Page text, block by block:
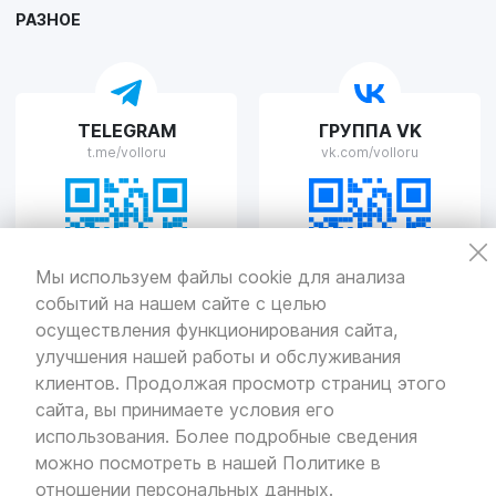
Мы используем файлы cookie для анализа
событий на нашем сайте с целью
осуществления функционирования сайта,
улучшения нашей работы и обслуживания
клиентов. Продолжая просмотр страниц этого
сайта, вы принимаете условия его
использования. Более подробные сведения
можно посмотреть в нашей Политике в
отношении персональных данных.
VOLLO Рязань
г. Рязань, улица Островского, д.109/2
Пн-Пт с 9:00 до 20:00, Сб-Вс выходной
VOLLO Тверь
г. Тверь, проспект Николая Корыткова, 17А
Пн-Пт с 9:00 до 19:00 Сб-Вс с 10:00 до 19:00
РАЗНОЕ
TELEGRAM
t.me/volloru
ГРУППА VK
vk.com/volloru
© Все права защищены. Информация сайта защищена законом
об авторских правах.
Политикаконфиденциальности
Разработкаи продвижение — «SeoOlimp»